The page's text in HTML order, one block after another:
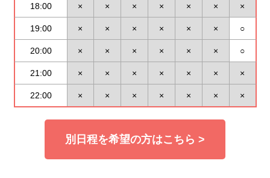
18:00 × × × × × × ×
19:00 × × × × × × ○
20:00 × × × × × × ○
21:00 × × × × × × ×
22:00 × × × × × × ×
別日程を希望の方はこちら >